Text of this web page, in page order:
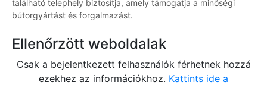
található telephely biztosítja, amely támogatja a minőségi
bútorgyártást és forgalmazást.
Ellenőrzött weboldalak
Csak a bejelentkezett felhasználók férhetnek hozzá
ezekhez az információkhoz. Kattints ide a